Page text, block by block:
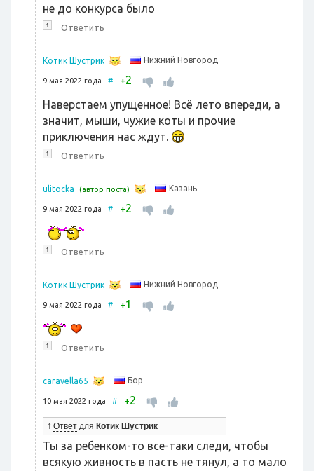
не до конкурса было
↑ Ответить
Котик Шустрик Нижний Новгород
9 мая 2022 года # +2
Наверстаем упущенное! Всё лето впереди, а
значит, мыши, чужие коты и прочие
приключения нас ждут.
↑ Ответить
ulitocka (автор поста) Казань
9 мая 2022 года # +2
↑ Ответить
Котик Шустрик Нижний Новгород
9 мая 2022 года # +1
↑ Ответить
caravella65 Бор
10 мая 2022 года # +2
↑ Ответ для Котик Шустрик
Ты за ребенком-то все-таки следи, чтобы
всякую живность в пасть не тянул, а то мало